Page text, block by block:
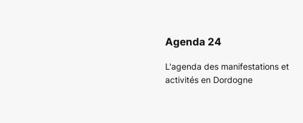
Agenda 24
L'agenda des manifestations et
activités en Dordogne